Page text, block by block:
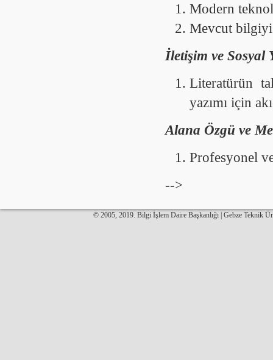
Modern
Mevcut
İletişim ve Sosyal
Literatürün
yazımı için
Alana Özgü ve
Profesyonel
-->
© 2005, 2019. Bilgi İşlem Daire Başkanlığı | Gebze Teknik